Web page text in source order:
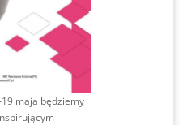
maja będziemy